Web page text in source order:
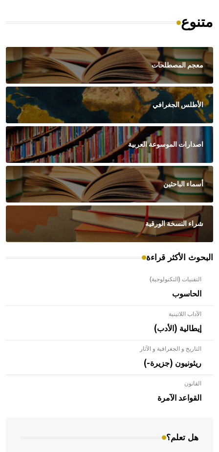
متنوع
معجم المصطلحات
الأطلس الجغرافي
اصدارات الموسوعة العربية
أسماء الباحثين
شراء النسخة الورقية
البحوث الأكثر قراءة
التقنيات (التكنولوجية)
الحاسوب
الآداب اللاتينية
إيطالية (الأدب)
التاريخ و الجغرافية و الآثار
ريئونيون (جزيرة-)
القانون
القواعد الآمرة
هل تعلم؟
- هل تعلم أن الأبلق نوع من الفنون الهندسية التي ارتبطت
بالعمارة الإسلامية في بلاد الشام ومصر خاصة، حيث يحرص
المعمار على بناء مداميكه وخاصة في الواجهات